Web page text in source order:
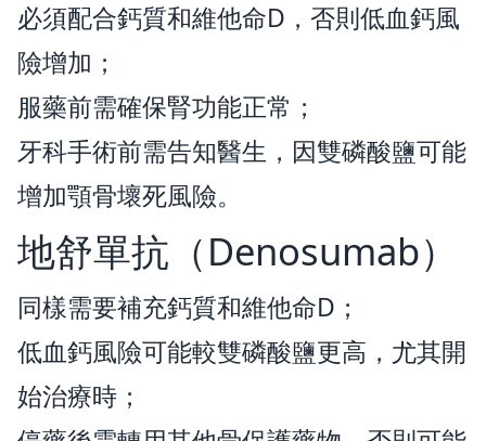
必須配合鈣質和維他命D，否則低血鈣風
險增加；
服藥前需確保腎功能正常；
牙科手術前需告知醫生，因雙磷酸鹽可能
增加顎骨壞死風險。
地舒單抗（Denosumab）
同樣需要補充鈣質和維他命D；
低血鈣風險可能較雙磷酸鹽更高，尤其開
始治療時；